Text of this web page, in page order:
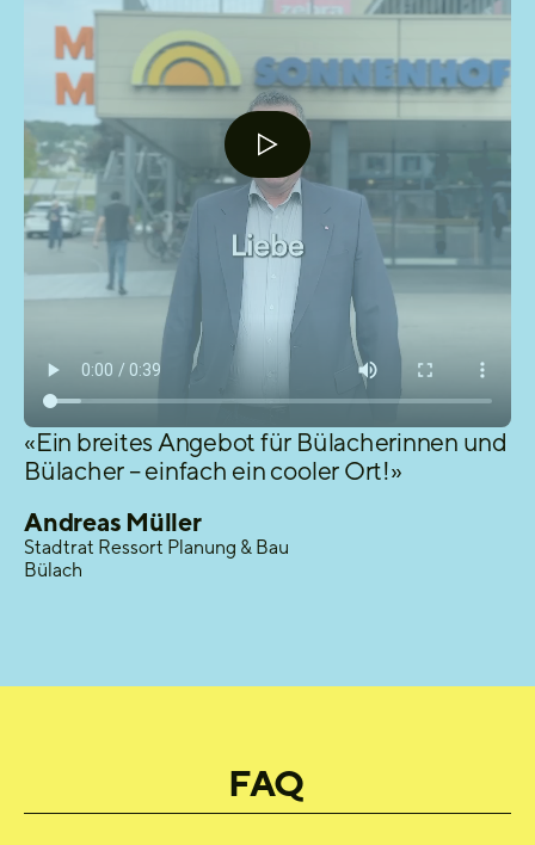
«Ein breites Angebot für Bülacherinnen und
Bülacher – einfach ein cooler Ort!»
Andreas Müller
Stadtrat Ressort Planung & Bau
Bülach
FAQ